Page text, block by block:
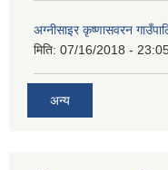
अग्नीसाइर कृष्णासवरन
मिति: 07/16/2018 -
अन्य